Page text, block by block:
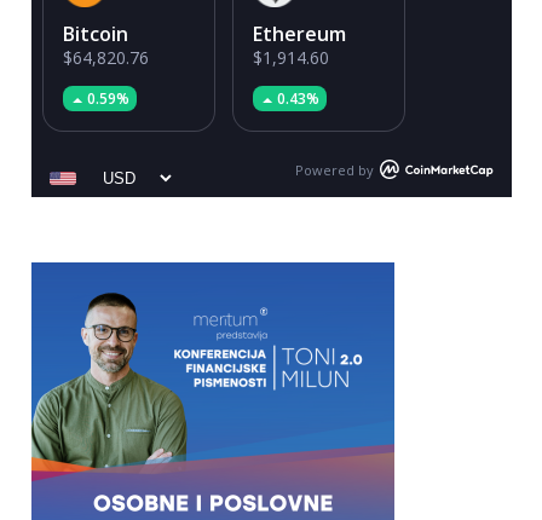
Bitcoin
$64,820.76
0.59%
Ethereum
$1,914.60
0.43%
Powered by